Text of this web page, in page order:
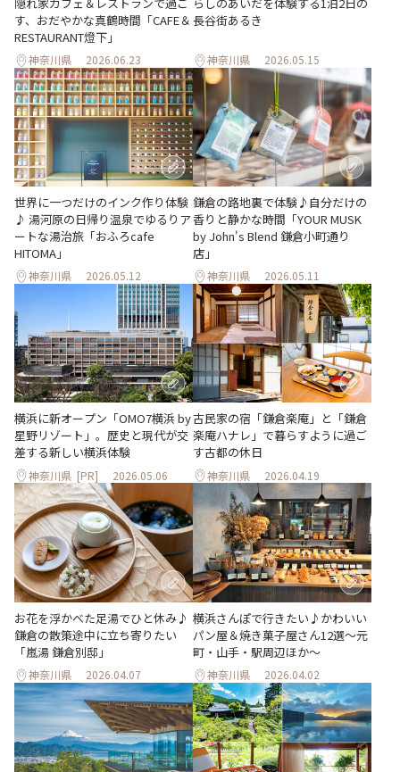
す、おだやかな真鶴時間「CAFE＆
RESTAURANT燈下」
神奈川県 2026.06.23
長谷街あるき
神奈川県 2026.05.15
世界に一つだけのインク作り体験
♪ 湯河原の日帰り温泉でゆるりア
ートな湯治旅「おふろcafe
HITOMA」
神奈川県 2026.05.12
鎌倉の路地裏で体験♪自分だけの
香りと静かな時間「YOUR MUSK
by John's Blend 鎌倉小町通り
店」
神奈川県 2026.05.11
横浜に新オープン「OMO7横浜 by
星野リゾート」。歴史と現代が交
差する新しい横浜体験
神奈川県 [PR] 2026.05.06
古民家の宿「鎌倉楽庵」と「鎌倉
楽庵ハナレ」で暮らすように過ご
す古都の休日
神奈川県 2026.04.19
お花を浮かべた足湯でひと休み♪
鎌倉の散策途中に立ち寄りたい
「嵐湯 鎌倉別邸」
神奈川県 2026.04.07
横浜さんぽで行きたい♪かわいい
パン屋＆焼き菓子屋さん12選～元
町・山手・駅周辺ほか～
神奈川県 2026.04.02